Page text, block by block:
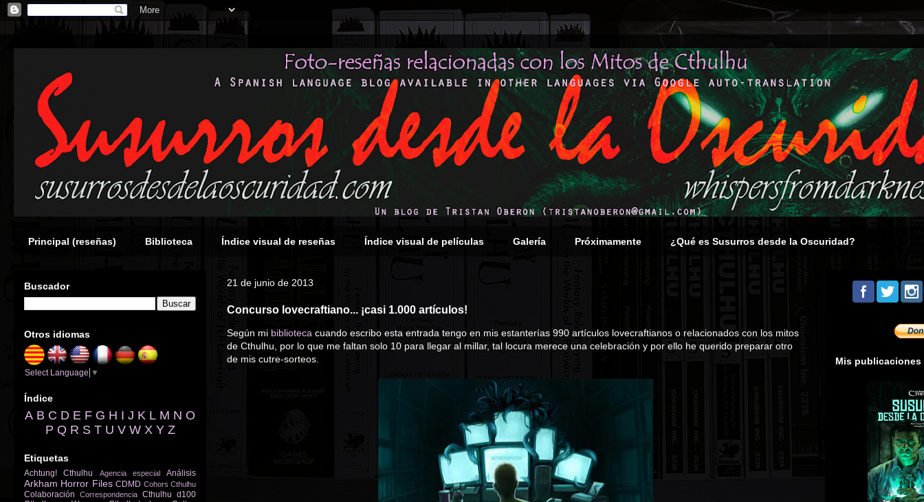
Principal (reseñas) Biblioteca Índice visual de reseñas Índice visual de películas Galería Próximamente ¿Qué es Susurros desde la Oscuridad?
21 de junio de 2013
Concurso lovecraftiano... ¡casi 1.000 artículos!
Según mi biblioteca cuando escribo esta entrada tengo en mis estanterías 990 artículos lovecraftianos o relacionados con los mitos
de Cthulhu, por lo que me faltan solo 10 para llegar al millar, tal locura merece una celebración y por ello he querido preparar otro
de mis cutre-sorteos.
Buscador
Otros idiomas
Select Language ▼
Índice
A B C D E F G H I J K L M N O
P Q R S T U V W X Y Z
Etiquetas
Achtung! Cthulhu Agencia especial Análisis
Arkham Horror Files CDMD Cohors Cthulhu
Colaboración Correspondencia Cthulhu d100
Mis publicaciones